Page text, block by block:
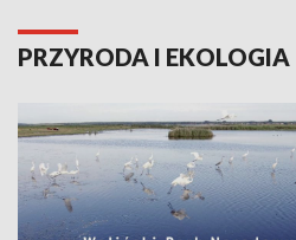
PRZYRODA I EKOLOGIA